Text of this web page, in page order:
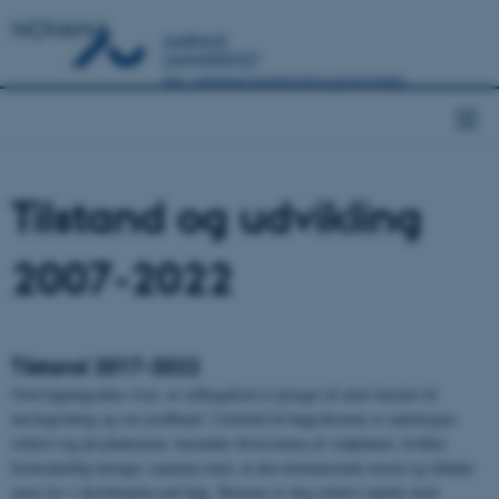
NOVANA
Tilstand og udvikling
2007-2022
Tilstand 2017-2022